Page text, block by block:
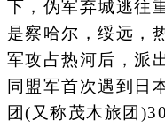
下，伪军弃城逃往
是察哈尔，绥远，
军攻占热河后，派
同盟军首次遇到日
团(又称茂木旅团